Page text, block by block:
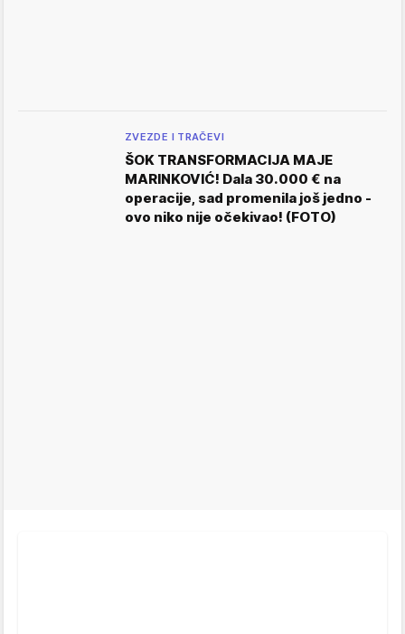
ZVEZDE I TRAČEVI
ŠOK TRANSFORMACIJA MAJE
MARINKOVIĆ! Dala 30.000 € na
operacije, sad promenila još jedno -
ovo niko nije očekivao! (FOTO)